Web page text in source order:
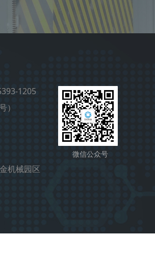
微信公众号
5393-1205
机械园区